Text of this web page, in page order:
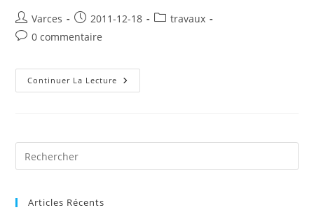
Auteur/autrice
de
Varces
Publication
publiée :
2011-12-18
Posttravaux
Commentaires
la
publication :
0 commentaire
Continuer La Lecture Construction
D’un
Car
L’Oriel
Articles Récents